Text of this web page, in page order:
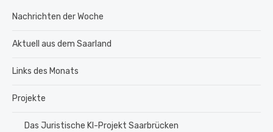
Nachrichten der Woche
Aktuell aus dem Saarland
Links des Monats
Projekte
Das Juristische KI-Projekt Saarbrücken